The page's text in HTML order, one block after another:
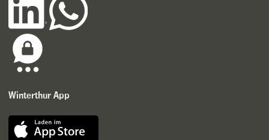
Winterthur App